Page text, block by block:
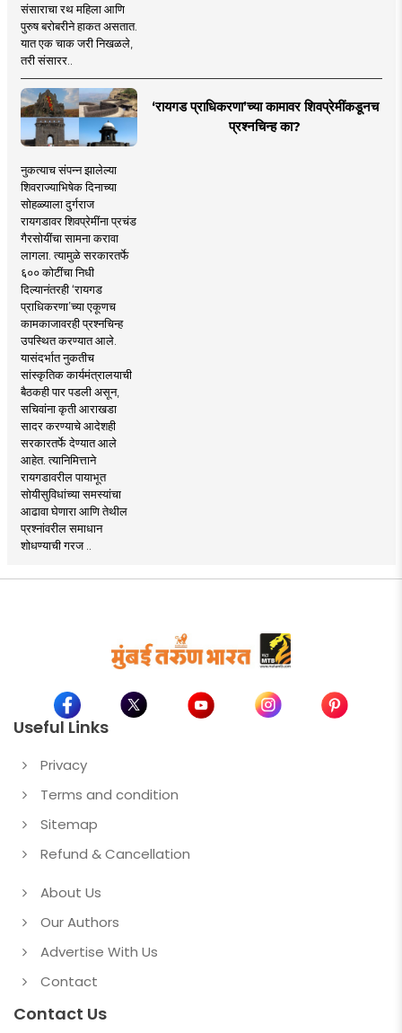
संसाराचा रथ महिला आणि
पुरुष बरोबरीने हाकत असतात.
यात एक चाक जरी निखळले,
तरी संसारर..
‘रायगड प्राधिकरणा’च्या कामावर शिवप्रेमींकडूनच
प्रश्नचिन्ह का?
नुकत्याच संपन्न झालेल्या
शिवराज्याभिषेक दिनाच्या
सोहळ्याला दुर्गराज
रायगडावर शिवप्रेमींना प्रचंड
गैरसोयींचा सामना करावा
लागला. त्यामुळे सरकारतर्फे
६०० कोटींचा निधी
दिल्यानंतरही ‘रायगड
प्राधिकरणा’च्या एकूणच
कामकाजावरही प्रश्नचिन्ह
उपस्थित करण्यात आले.
यासंदर्भात नुकतीच
सांस्कृतिक कार्यमंत्रालयाची
बैठकही पार पडली असून,
सचिवांना कृती आराखडा
सादर करण्याचे आदेशही
सरकारतर्फे देण्यात आले
आहेत. त्यानिमित्ताने
रायगडावरील पायाभूत
सोयीसुविधांच्या समस्यांचा
आढावा घेणारा आणि तेथील
प्रश्नांवरील समाधान
शोधण्याची गरज ..
Useful Links
Privacy
Terms and condition
Sitemap
Refund & Cancellation
About Us
Our Authors
Advertise With Us
Contact
Contact Us